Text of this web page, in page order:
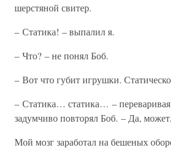
шерстяной свитер.
– Статика! – выпалил я.
– Что? – не понял Боб.
– Вот что губит игрушки.
– Статика… статика… –
задумчиво повторял Боб. – Да,
Мой мозг заработал на бешеных